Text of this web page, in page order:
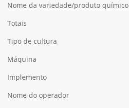
Nome da variedade/produto químico
Totais
Tipo de cultura
Máquina
Implemento
Nome do operador